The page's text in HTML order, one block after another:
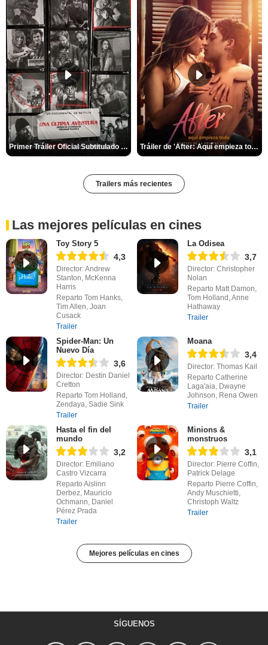
Primer Tráiler Oficial Subtitulado de 'Una última aventura: Detrás de cámaras de Stranger Things 5' Tráiler de 'After: Aquí empieza todo'
Trailers más recientes
Las mejores películas en cines
Toy Story 5
4,3
Director: Andrew
Stanton, McKenna
Harris
Reparto Tom Hanks,
Tim Allen, Joan
Cusack
Trailer
La Odisea
3,7
Director: Christopher
Nolan
Reparto Matt Damon,
Tom Holland, Anne
Hathaway
Trailer
Spider-Man: Un
Nuevo Día
3,6
Director: Destin Daniel
Cretton
Reparto Tom Holland,
Zendaya, Sadie Sink
Trailer
Moana
3,4
Director: Thomas Kail
Reparto Catherine
Laga'aia, Dwayne
Johnson, Rena Owen
Trailer
Hasta el fin del
mundo
3,2
Director: Emiliano
Castro Vizcarra
Reparto Aislinn
Derbez, Mauricio
Ochmann, Daniel
Pérez Prada
Trailer
Minions &
monstruos
3,1
Director: Pierre Coffin,
Patrick Delage
Reparto Pierre Coffin,
Andy Muschietti,
Christoph Waltz
Trailer
Mejores películas en cines
SÍGUENOS